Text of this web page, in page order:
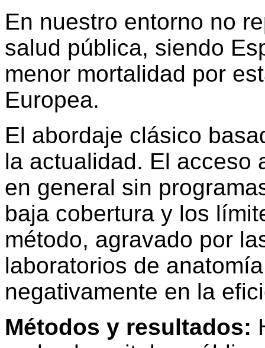
En nuestro entorno no
salud pública, siendo
menor mortalidad por
Europea.
El abordaje clásico
la actualidad. El acceso
en general sin
baja cobertura y los
método, agravado por
laboratorios de
negativamente en la
Métodos y resultados: